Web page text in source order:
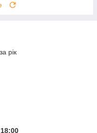
рік